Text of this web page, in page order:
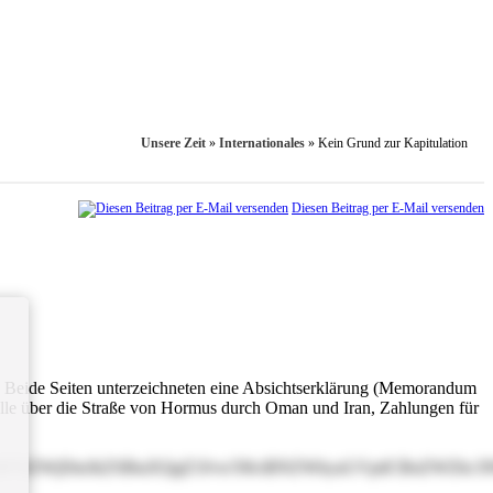
Unsere Zeit » Internationales » Kein Grund zur Kapitulation
Diesen Beitrag per E-Mail versenden
Seiten unterzeichneten eine Absichtserklärung (Memorandum
über die Straße von Hormus durch Oman und Iran, Zahlungen für